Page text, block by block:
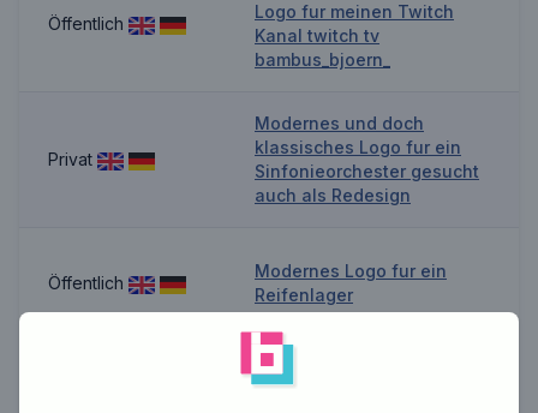
Öffentlich
Logo fur meinen Twitch
Kanal twitch tv
bambus_bjoern_
Privat
Modernes und doch
klassisches Logo fur ein
Sinfonieorchester gesucht
auch als Redesign
Öffentlich
Modernes Logo fur ein
Reifenlager
Waves in life